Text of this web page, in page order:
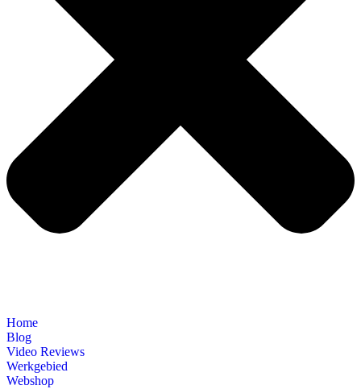
Home
Blog
Video Reviews
Werkgebied
Webshop